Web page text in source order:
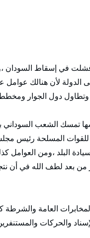
في إسقاط السودان
الدولة لأن هنالك
وتطاول دول الجوار
تمسك الشعب السوداني
للقوات المسلحة رئيس
البلد ،ومن العوامل
من بعد لطف الله في أن
العامة والشرطة
والحركات